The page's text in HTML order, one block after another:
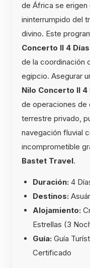
de África se
ininterrumpido del
divino. Este
Concerto II 4 Días
de la coordinación
egipcio. Asegurar
Nilo Concerto II 4
de operaciones de
terrestre privado,
navegación fluvial
incomprometible
Bastet Travel.
Duración: 4
Destinos:
Alojamiento:
Estrellas (3
Guía: Guía
Certificado